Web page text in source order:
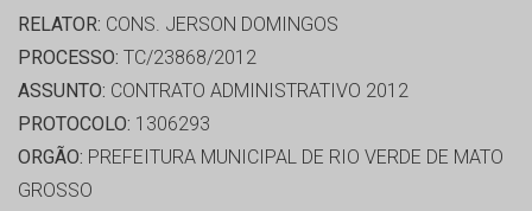
RELATOR: CONS. JERSON DOMINGOS
PROCESSO: TC/23868/2012
ASSUNTO: CONTRATO ADMINISTRATIVO 2012
PROTOCOLO: 1306293
ORGÃO: PREFEITURA MUNICIPAL DE RIO VERDE DE MATO
GROSSO